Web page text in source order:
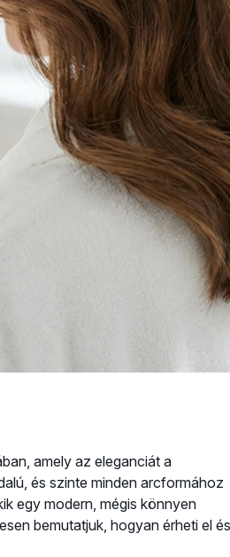
amely az eleganciát a
és szinte minden arcformához
egy modern, mégis könnyen
bemutatjuk, hogyan érheti el és